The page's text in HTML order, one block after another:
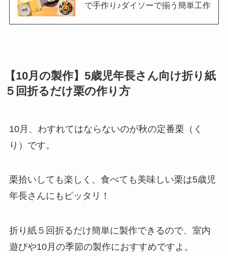
で手作り♪ダイソーで揃う簡単工作
【10月の製作】5歳児年長さん向け折り紙
５回折るだけ栗の作り方
10月、わすれてはならないのが秋の定番栗（く
り）です。
栗拾いしても楽しく、食べても美味しい栗は5歳児
年長さんにもピッタリ！
折り紙５回折るだけ簡単に製作できるので、室内
遊びや10月の季節の製作におすすめですよ。